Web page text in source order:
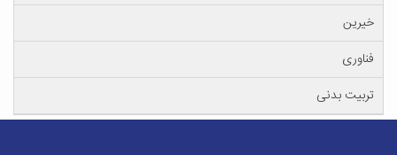
خیرین
فناوری
تربیت بدنی